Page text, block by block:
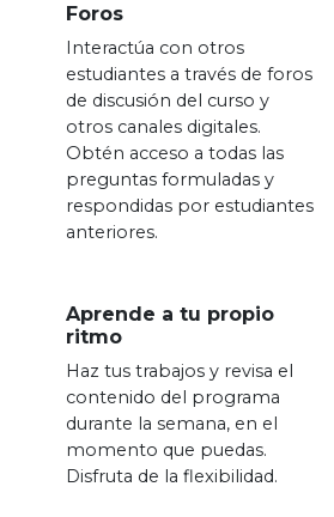
Foros
Interactúa con otros
estudiantes a través de foros
de discusión del curso y
otros canales digitales.
Obtén acceso a todas las
preguntas formuladas y
respondidas por estudiantes
anteriores.
Aprende a tu propio
ritmo
Haz tus trabajos y revisa el
contenido del programa
durante la semana, en el
momento que puedas.
Disfruta de la flexibilidad.